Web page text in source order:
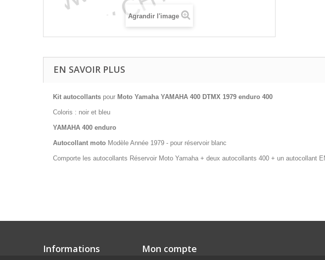
Agrandir l'image
EN SAVOIR PLUS
Kit autocollants pour Moto Yamaha YAMAHA 400 DTMX 1979 enduro 400
Coloris : noir et bleu
YAMAHA 400 enduro
Autocollant moto Modèle Année 1979 - pour réservoir blanc
Comporte les autocollants Réservoir Moto Yamaha + deux autocollants 400 + un autocollant
Informations Mon compte